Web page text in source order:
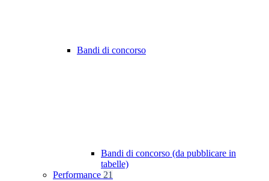
Bandi di concorso
Bandi di concorso (da pubblicare in
tabelle)
Performance 21